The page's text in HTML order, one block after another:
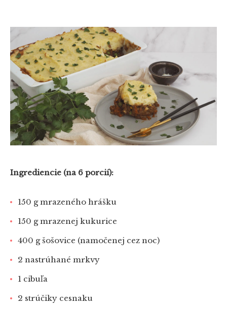
Ingrediencie (na 6 porcií):
150 g mrazeného hrášku
150 g mrazenej kukurice
400 g šošovice (namočenej cez noc)
2 nastrúhané mrkvy
1 cibuľa
2 strúčiky cesnaku